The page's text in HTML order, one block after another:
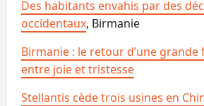
Des habitants envahis par des
occidentaux, Birmanie
Birmanie : le retour d’une
entre joie et tristesse
Stellantis cède trois usines en